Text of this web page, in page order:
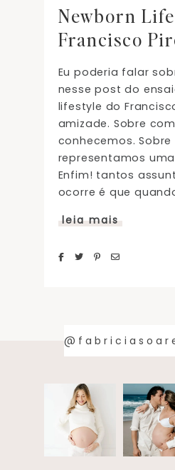
Newborn
Francisco
Eu poderia falar
nesse post do
lifestyle do
amizade. Sobre
conhecemos. Sobre
representamos
Enfim! tantos
ocorre é que
leia mais